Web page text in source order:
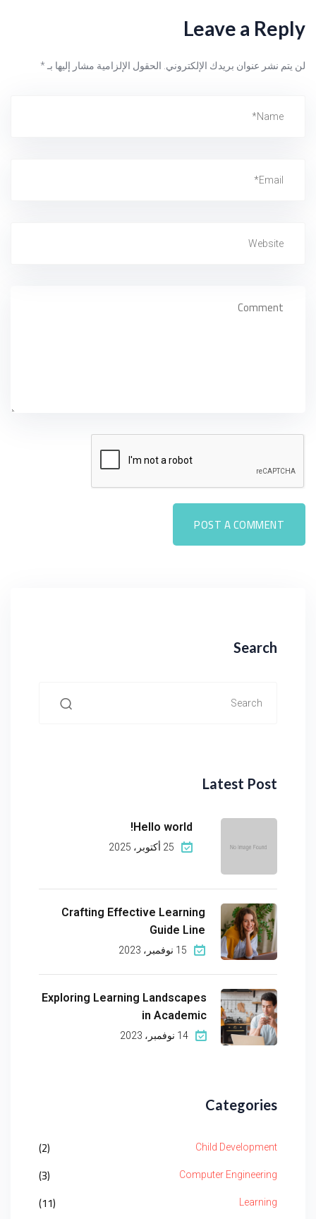
Leave a Reply
لن يتم نشر عنوان بريدك الإلكتروني. الحقول الإلزامية مشار إليها بـ *
Search
Latest Post
Hello world!
25 أكتوبر، 2025
Crafting Effective Learning
Guide Line
15 نوفمبر، 2023
Exploring Learning Landscapes
in Academic
14 نوفمبر، 2023
Categories
Child Development
(2)
Computer Engineering
(3)
Learning
(11)